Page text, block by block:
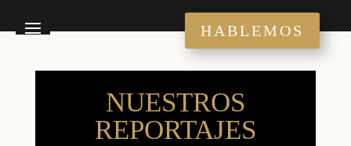
HABLEMOS
NUESTROS
REPORTAJES